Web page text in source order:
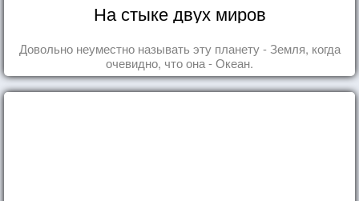
На стыке двух миров
Довольно неуместно называть эту планету - Земля, когда
очевидно, что она - Океан.